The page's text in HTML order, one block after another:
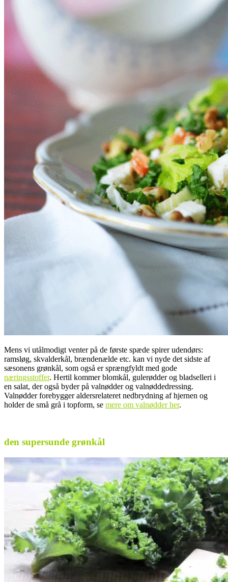
Mens vi utålmodigt venter på de første spæde spirer udendørs:
ramsløg, skvalderkål, brændenælde etc. kan vi nyde det sidste af
sæsonens grønkål, som også er sprængfyldt med gode
næringsstoffer. Hertil kommer blomkål, gulerødder og bladselleri i
en salat, der også byder på valnødder og valnøddedressing.
Valnødder forebygger aldersrelateret nedbrydning af hjernen og
holder de små grå i topform, se mere om valnødder her.
den supersunde grønkål